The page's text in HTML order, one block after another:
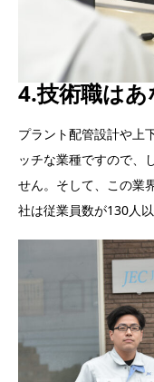
4.技術職は
プラント配管設計や上
ッチな業種ですので、
せん。そして、この業
社は従業員数が130人